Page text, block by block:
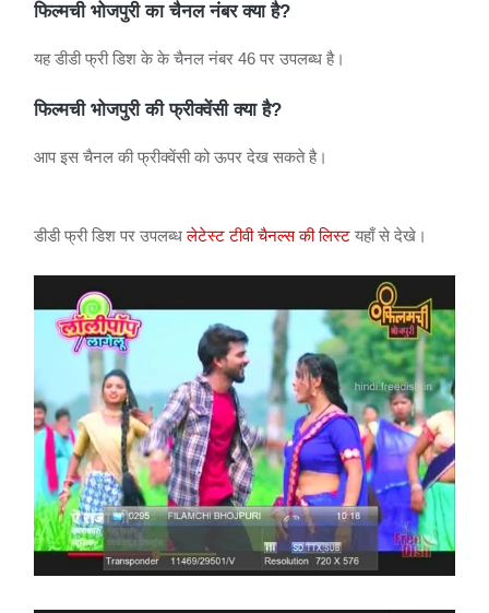
फिल्मची भोजपुरी का चैनल नंबर क्या है?
यह डीडी फ्री डिश के के चैनल नंबर 46 पर उपलब्ध है।
फिल्मची भोजपुरी की फ्रीक्वेंसी क्या है?
आप इस चैनल की फ्रीक्वेंसी को ऊपर देख सकते है।
डीडी फ्री डिश पर उपलब्धलेटेस्ट टीवी चैनल्स की लिस्ट यहाँ से देखे।